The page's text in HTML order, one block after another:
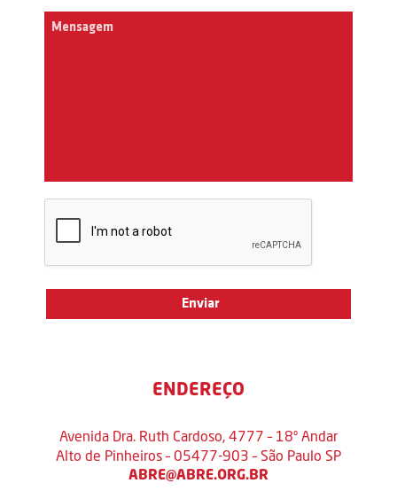
ENDEREÇO
Avenida Dra. Ruth Cardoso, 4777 – 18º Andar
Alto de Pinheiros – 05477-903 – São Paulo SP
ABRE@ABRE.ORG.BR